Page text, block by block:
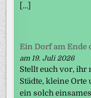
[…]
Ein Dorf am Ende
am 19. Juli 2026
Stellt euch vor, ihr
Städte, kleine Orte
ein solch